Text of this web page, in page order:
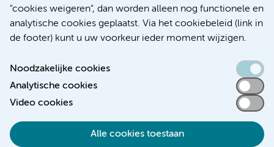
"cookies weigeren", dan worden alleen nog functionele en
analytische cookies geplaatst. Via het cookiebeleid (link in
de footer) kunt u uw voorkeur ieder moment wijzigen.
Noodzakelijke cookies
Analytische cookies
Video cookies
Alle cookies toestaan
Educatie Locatie VUmc
Toegankelijkheidsverklaring
Algemene privacyverklaring